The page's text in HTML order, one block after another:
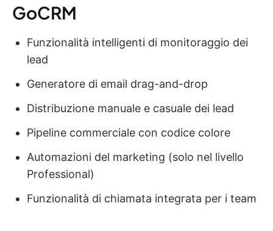
GoCRM
Funzionalità intelligenti di monitoraggio dei
lead
Generatore di email drag-and-drop
Distribuzione manuale e casuale dei lead
Pipeline commerciale con codice colore
Automazioni del marketing (solo nel livello
Professional)
Funzionalità di chiamata integrata per i team